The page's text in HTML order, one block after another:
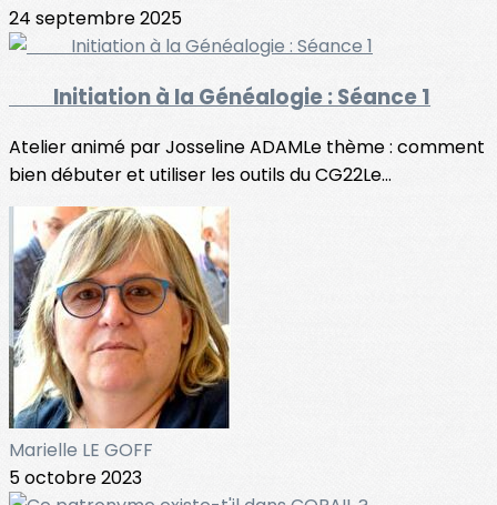
24 septembre 2025
Initiation à la Généalogie : Séance 1
Atelier animé par Josseline ADAMLe thème : comment
bien débuter et utiliser les outils du CG22Le...
Marielle LE GOFF
5 octobre 2023